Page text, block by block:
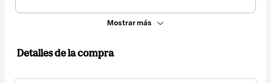
Mostrar más
Detalles de la compra